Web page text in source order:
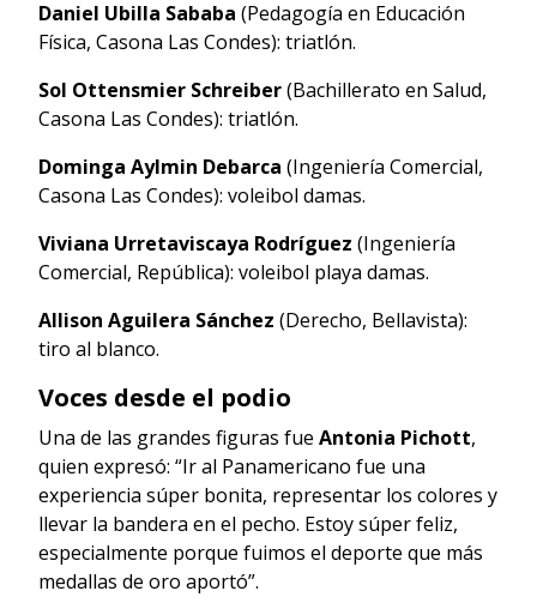
Daniel Ubilla Sababa (Pedagogía en Educación
Física, Casona Las Condes): triatlón.
Sol Ottensmier Schreiber(Bachillerato en Salud,
Casona Las Condes): triatlón.
Dominga Aylmin Debarca (Ingeniería Comercial,
Casona Las Condes): voleibol damas.
Viviana Urretaviscaya Rodríguez (Ingeniería
Comercial, República): voleibol playa damas.
Allison Aguilera Sánchez (Derecho, Bellavista):
tiro al blanco.
Voces desde el podio
Una de las grandes figuras fue Antonia Pichott,
quien expresó: “Ir al Panamericano fue una
experiencia súper bonita, representar los colores y
llevar la bandera en el pecho. Estoy súper feliz,
especialmente porque fuimos el deporte que más
medallas de oro aportó”.